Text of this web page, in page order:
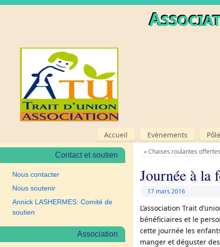
Accueil Evènements
«Chaises roulantes
Journée à la
17 mars 2016
L’association Trait
bénéficiaires et le
cette journée les
manger et déguster
Contact et soutien
Nous contacter
Nous soutenir
Annick LASHERMES: Comité de
soutien
Association